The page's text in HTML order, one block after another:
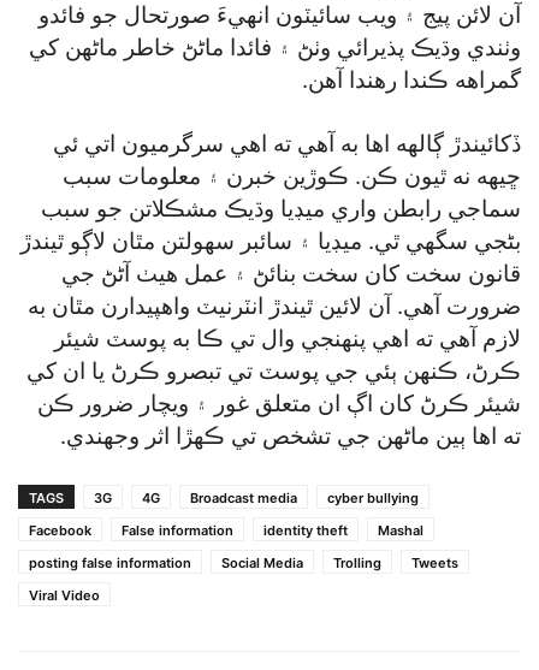
آن لائن پيج ۽ ويب سائيٽون انهيءَ صورتحال جو فائدو
وٺندي وڌيڪ پذيرائي وٺڻ ۽ فائدا ماڻڻ خاطر ماڻهن کي
گمراهه ڪندا رهندا آهن.
ڏکائيندڙ ڳالهه اها به آهي ته اهي سرگرميون اتي ئي
ڇيهه نه ٿيون ڪن. ڪوڙين خبرن ۽ معلومات سبب
سماجي رابطن واري ميڊيا وڌيڪ مشڪلاتن جو سبب
بڻجي سگھي ٿي. ميڊيا ۽ سائبر سهولتن مٿان لاڳو ٿيندڙ
قانون سخت کان سخت بنائڻ ۽ عمل هيٺ آڻڻ جي
ضرورت آهي. آن لائين ٿيندڙ انٽرنيٽ واهپيدارن مٿان به
لازم آهي ته اهي پنهنجي وال تي ڪا به پوسٽ شيئر
ڪرڻ، ڪنهن ٻئي جي پوسٽ تي تبصرو ڪرڻ يا ان کي
شيئر ڪرڻ کان اڳ ان متعلق غور ۽ ويچار ضرور ڪن
ته اها ٻين ماڻهن جي تشخص تي ڪهڙا اثر وجهندي.
TAGS 3G 4G Broadcast media
cyber bullying
Facebook
False information identity theft
Mashal
posting false information
Social Media Trolling
Tweets
Viral Video